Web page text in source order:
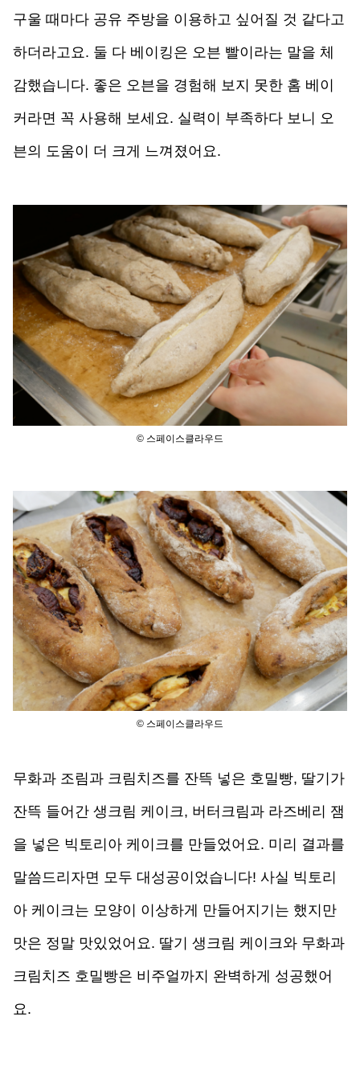
구울 때마다 공유 주방을 이용하고 싶어질 것 같다고
하더라고요. 둘 다 베이킹은 오븐 빨이라는 말을 체
감했습니다. 좋은 오븐을 경험해 보지 못한 홈 베이
커라면 꼭 사용해 보세요. 실력이 부족하다 보니 오
븐의 도움이 더 크게 느껴졌어요.
© 스페이스클라우드
© 스페이스클라우드
무화과 조림과 크림치즈를 잔뜩 넣은 호밀빵, 딸기가
잔뜩 들어간 생크림 케이크, 버터크림과 라즈베리 잼
을 넣은 빅토리아 케이크를 만들었어요. 미리 결과를
말씀드리자면 모두 대성공이었습니다! 사실 빅토리
아 케이크는 모양이 이상하게 만들어지기는 했지만
맛은 정말 맛있었어요. 딸기 생크림 케이크와 무화과
크림치즈 호밀빵은 비주얼까지 완벽하게 성공했어
요.